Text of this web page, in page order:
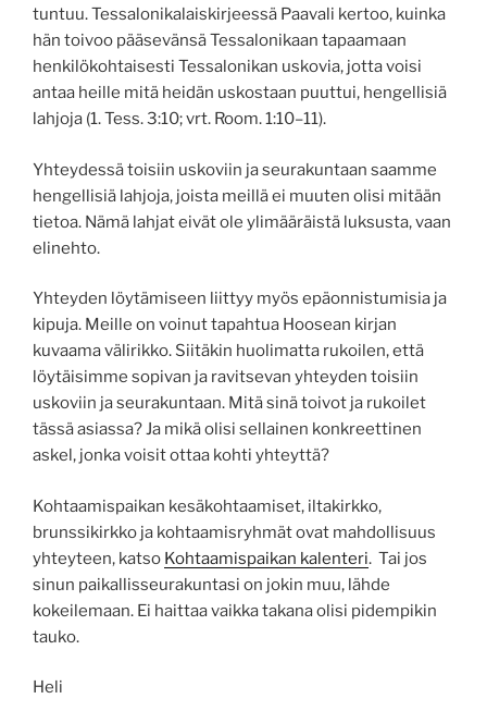
tuntuu. Tessalonikalaiskirjeessä Paavali kertoo, kuinka
hän toivoo pääsevänsä Tessalonikaan tapaamaan
henkilökohtaisesti Tessalonikan uskovia, jotta voisi
antaa heille mitä heidän uskostaan puuttui, hengellisiä
lahjoja (1. Tess. 3:10; vrt. Room. 1:10–11).
Yhteydessä toisiin uskoviin ja seurakuntaan saamme
hengellisiä lahjoja, joista meillä ei muuten olisi mitään
tietoa. Nämä lahjat eivät ole ylimääräistä luksusta, vaan
elinehto.
Yhteyden löytämiseen liittyy myös epäonnistumisia ja
kipuja. Meille on voinut tapahtua Hoosean kirjan
kuvaama välirikko. Siitäkin huolimatta rukoilen, että
löytäisimme sopivan ja ravitsevan yhteyden toisiin
uskoviin ja seurakuntaan. Mitä sinä toivot ja rukoilet
tässä asiassa? Ja mikä olisi sellainen konkreettinen
askel, jonka voisit ottaa kohti yhteyttä?
Kohtaamispaikan kesäkohtaamiset, iltakirkko,
brunssikirkko ja kohtaamisryhmät ovat mahdollisuus
yhteyteen, katso Kohtaamispaikan kalenteri. Tai jos
sinun paikallisseurakuntasi on jokin muu, lähde
kokeilemaan. Ei haittaa vaikka takana olisi pidempikin
tauko.
Heli